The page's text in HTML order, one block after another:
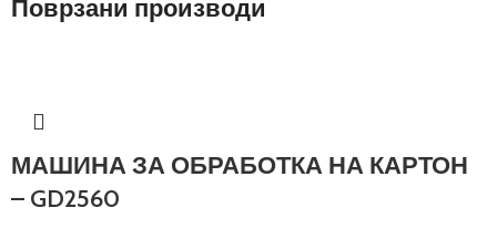
Поврзани производи
МАШИНА ЗА ОБРАБОТКА НА КАРТОН
– GD2560